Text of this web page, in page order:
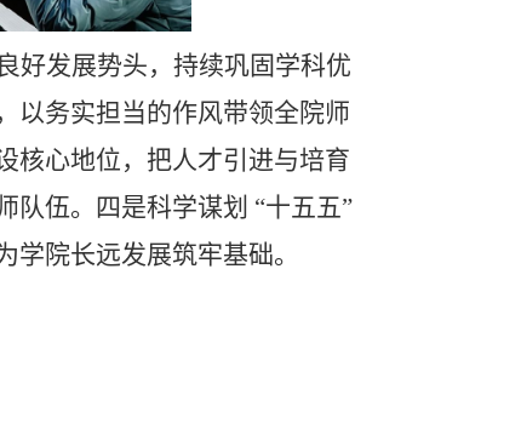
好发展势头，持续巩固学科优
以务实担当的作风带领全院师
核心地位，把人才引进与培育
伍。 四是科学谋划 “十五五”
院长远发展筑牢基础。